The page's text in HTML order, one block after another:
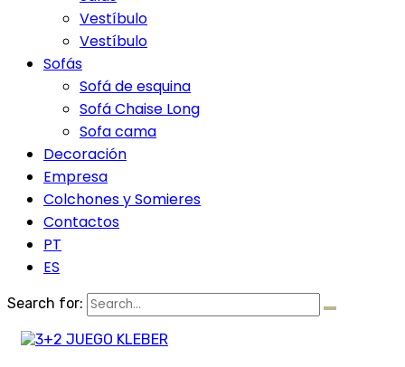
Vestíbulo
Vestíbulo
Sofás
Sofá de esquina
Sofá Chaise Long
Sofa cama
Decoración
Empresa
Colchones y Somieres
Contactos
PT
ES
Search for: